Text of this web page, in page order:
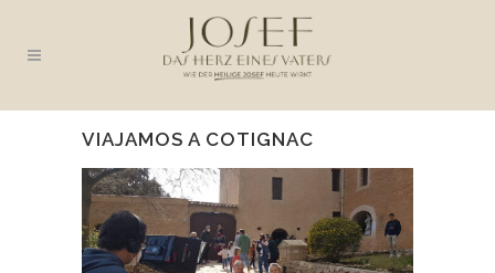
VIAJAMOS A COTIGNAC